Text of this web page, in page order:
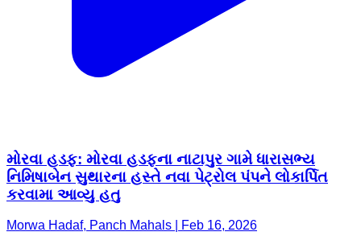
મોરવા હડફ: મોરવા હડફના નાટાપુર ગામે ધારાસભ્ય
નિમિષાબેન સુથારના હસ્તે નવા પેટ્રોલ પંપને લોકાર્પિત
કરવામા આવ્યુ હતુ
Morwa Hadaf, Panch Mahals | Feb 16, 2026